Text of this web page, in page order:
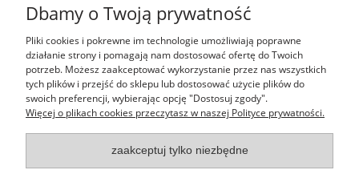
Pomoc
Moje konto
Płatności i dostawa
Informacje
Dbamy o Twoją prywatność
Pliki cookies i pokrewne im technologie umożliwiają poprawne
działanie strony i pomagają nam dostosować ofertę do Twoich
potrzeb. Możesz zaakceptować wykorzystanie przez nas wszystkich
tych plików i przejść do sklepu lub dostosować użycie plików do
swoich preferencji, wybierając opcję "Dostosuj zgody".
Więcej o plikach cookies przeczytasz w naszej Polityce prywatności.
zaakceptuj tylko niezbędne